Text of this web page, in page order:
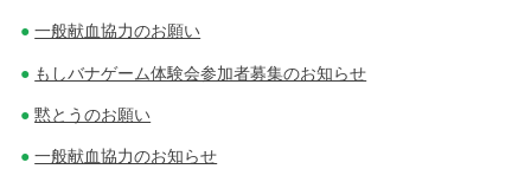
一般献血協力のお願い
もしバナゲーム体験会参加者募集のお知らせ
黙とうのお願い
一般献血協力のお知らせ